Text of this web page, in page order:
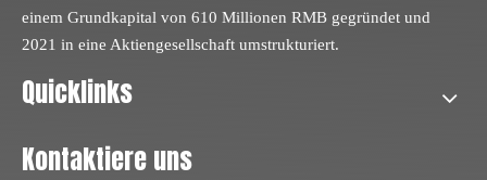
einem Grundkapital von 610 Millionen RMB gegründet und
2021 in eine Aktiengesellschaft umstrukturiert.
Quicklinks
Kontaktiere uns